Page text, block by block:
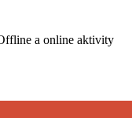
a online aktivity